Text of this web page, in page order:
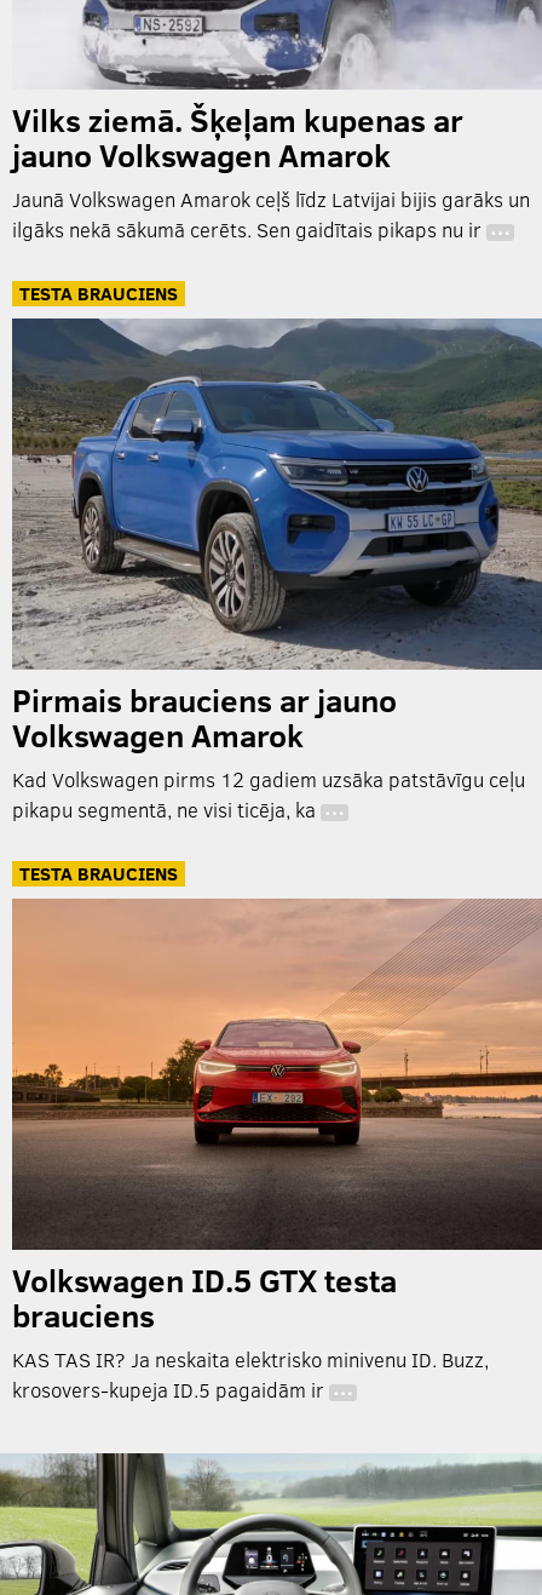
Vilks ziemā. Šķeļam kupenas ar
jauno Volkswagen Amarok
Jaunā Volkswagen Amarok ceļš līdz Latvijai bijis garāks un
ilgāks nekā sākumā cerēts. Sen gaidītais pikaps nu ir …
TESTA BRAUCIENS
Pirmais brauciens ar jauno
Volkswagen Amarok
Kad Volkswagen pirms 12 gadiem uzsāka patstāvīgu ceļu
pikapu segmentā, ne visi ticēja, ka …
TESTA BRAUCIENS
Volkswagen ID.5 GTX testa
brauciens
KAS TAS IR? Ja neskaita elektrisko minivenu ID. Buzz,
krosovers-kupeja ID.5 pagaidām ir …